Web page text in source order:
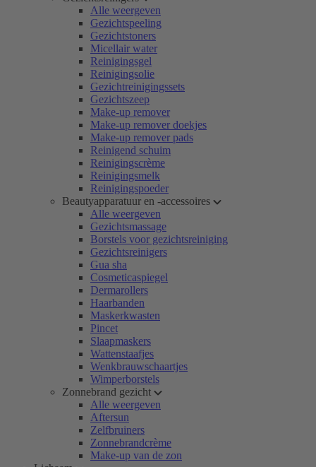
Alle weergeven
Gezichtspeeling
Gezichtstoners
Micellair water
Reinigingsgel
Reinigingsolie
Gezichtreinigingssets
Gezichtszeep
Make-up remover
Make-up remover doekjes
Make-up remover pads
Reinigend schuim
Reinigingscrème
Reinigingsmelk
Reinigingspoeder
Beautyapparatuur en -accessoires
Alle weergeven
Gezichtsmassage
Borstels voor gezichtsreiniging
Gezichtsreinigers
Gua sha
Cosmeticaspiegel
Dermarollers
Haarbanden
Maskerkwasten
Pincet
Slaapmaskers
Wattenstaafjes
Wenkbrauwschaartjes
Wimperborstels
Zonnebrand gezicht
Alle weergeven
Aftersun
Zelfbruiners
Zonnebrandcrème
Make-up van de zon